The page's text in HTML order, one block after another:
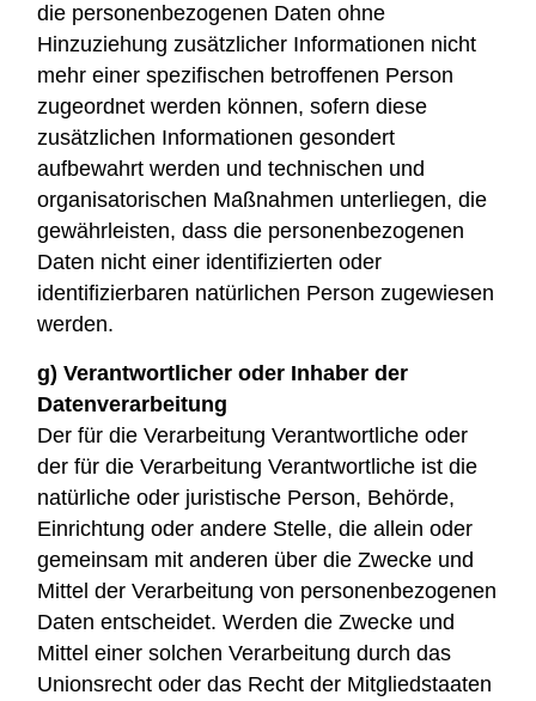
die personenbezogenen Daten ohne
Hinzuziehung zusätzlicher Informationen nicht
mehr einer spezifischen betroffenen Person
zugeordnet werden können, sofern diese
zusätzlichen Informationen gesondert
aufbewahrt werden und technischen und
organisatorischen Maßnahmen unterliegen, die
gewährleisten, dass die personenbezogenen
Daten nicht einer identifizierten oder
identifizierbaren natürlichen Person zugewiesen
werden.
g) Verantwortlicher oder Inhaber der
Datenverarbeitung
Der für die Verarbeitung Verantwortliche oder
der für die Verarbeitung Verantwortliche ist die
natürliche oder juristische Person, Behörde,
Einrichtung oder andere Stelle, die allein oder
gemeinsam mit anderen über die Zwecke und
Mittel der Verarbeitung von personenbezogenen
Daten entscheidet. Werden die Zwecke und
Mittel einer solchen Verarbeitung durch das
Unionsrecht oder das Recht der Mitgliedstaaten